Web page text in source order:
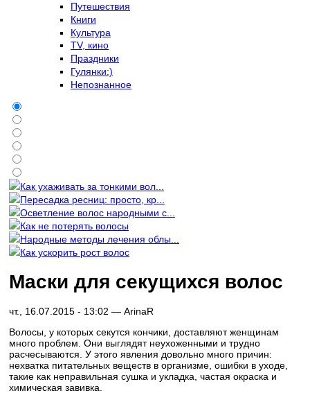
Путешествия
Книги
Культура
TV, кино
Праздники
Гулянки:)
Непознанное
Как ухаживать за тонкими вол...
Пересадка ресниц: просто, кр...
Осветление волос народными с...
Как не потерять волосы
Народные методы лечения облы...
Как ускорить рост волос
Маски для секущихся волос
чт., 16.07.2015 - 13:02 — ArinaR
Волосы, у которых секутся кончики, доставляют женщинам
много проблем. Они выглядят неухоженными и трудно
расчесываются. У этого явления довольно много причин:
нехватка питательных веществ в организме, ошибки в уходе,
такие как неправильная сушка и укладка, частая окраска и
химическая завивка.